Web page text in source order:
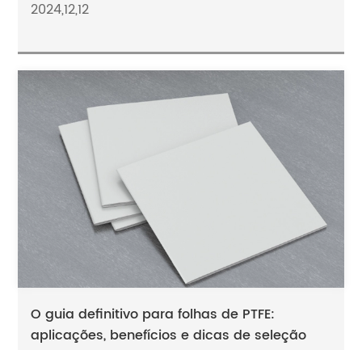
2024,12,12
O guia definitivo para folhas de PTFE:
aplicações, benefícios e dicas de seleção